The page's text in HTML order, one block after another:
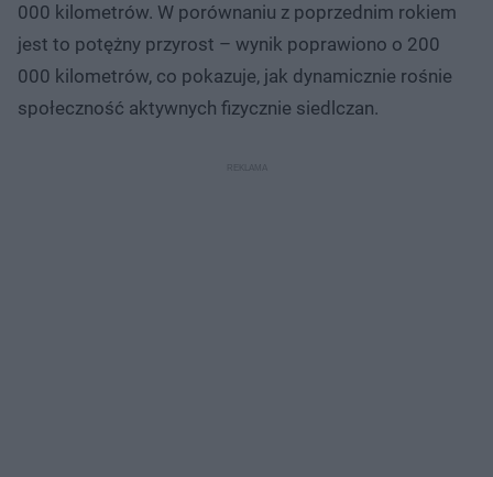
000 kilometrów. W porównaniu z poprzednim rokiem
jest to potężny przyrost – wynik poprawiono o 200
000 kilometrów, co pokazuje, jak dynamicznie rośnie
społeczność aktywnych fizycznie siedlczan.